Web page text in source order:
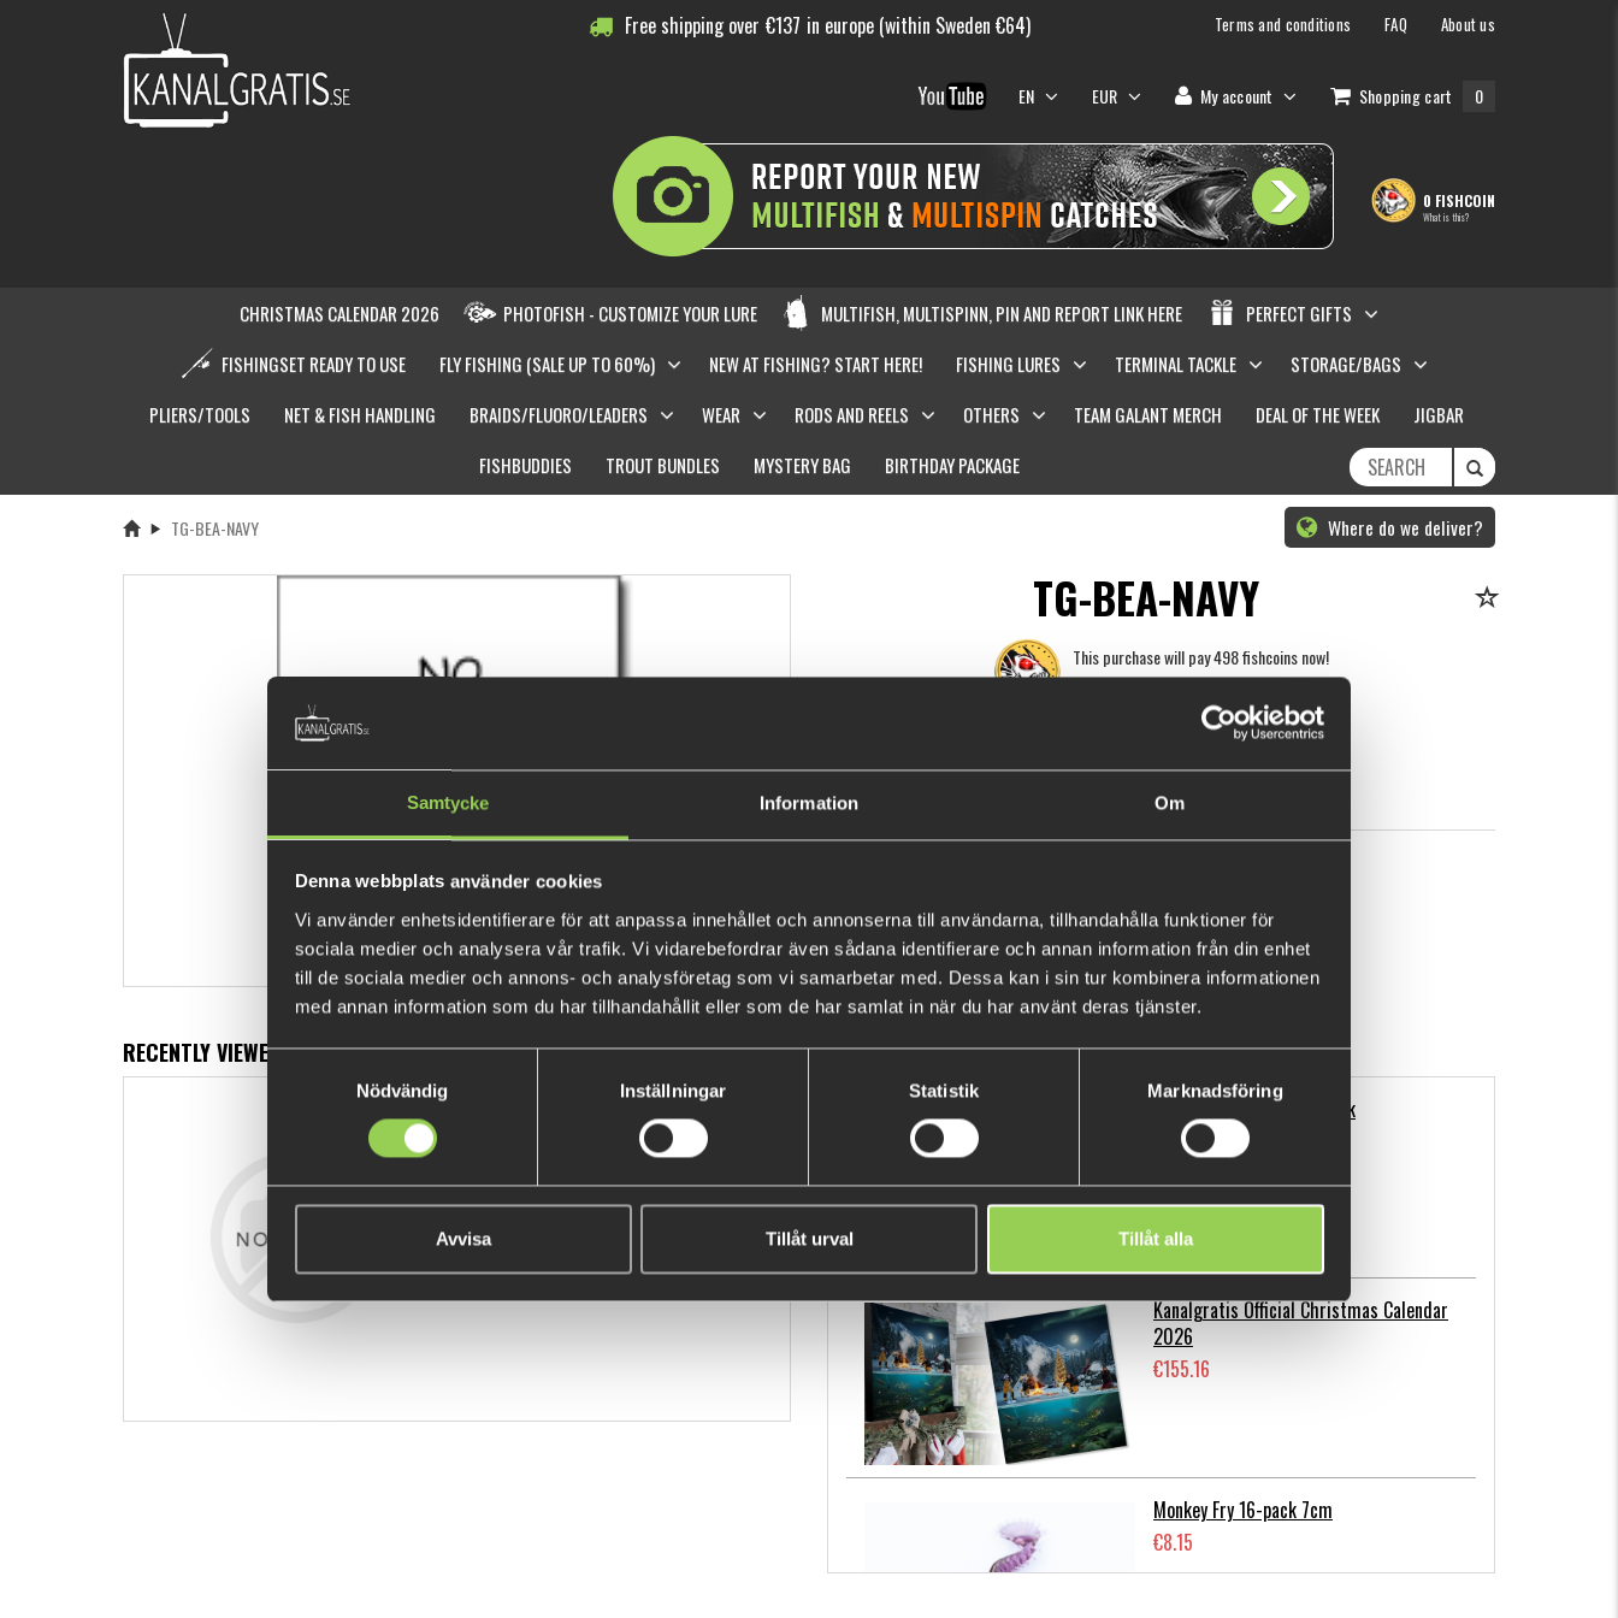
Samtycke Information Om
Denna webbplats använder cookies
Vi använder enhetsidentifierare för att anpassa innehållet och annonserna till användarna, tillhandahålla funktioner för
sociala medier och analysera vår trafik. Vi vidarebefordrar även sådana identifierare och annan information från din enhet
till de sociala medier och annons- och analysföretag som vi samarbetar med. Dessa kan i sin tur kombinera informationen
med annan information som du har tillhandahållit eller som de har samlat in när du har använt deras tjänster.
Samtyckesval
Nödvändig
Inställningar Statistik Marknadsföring
Avvisa Tillåt urval Tillåt alla
Free shipping over €137 in europe (within Sweden €64) Terms and conditions FAQ About us
EN EUR My account Shopping cart 0
0 FISHCOIN
What is this?
CHRISTMAS CALENDAR 2026 PHOTOFISH - CUSTOMIZE YOUR LURE MULTIFISH, MULTISPINN, PIN AND REPORT LINK HERE
PERFECT GIFTS
FISHINGSET READY TO USE
FLY FISHING (SALE UP TO 60%) NEW AT FISHING? START HERE! FISHING LURES TERMINAL TACKLE
STORAGE/BAGS
PLIERS/TOOLS
NET & FISH HANDLING BRAIDS/FLUORO/LEADERS WEAR RODS AND REELS OTHERS TEAM GALANT MERCH DEAL OF THE WEEK
JIGBAR
FISHBUDDIES
TROUT BUNDLES MYSTERY BAG BIRTHDAY PACKAGE
TG-BEA-NAVY Where do we deliver?
TG-BEA-NAVY
This purchase will pay 498 fishcoins now!
What is this?
€22.79 BUY
OK
RECENTLY VIEWED PRODUCTS BESTSELLERS
Flatnose Mini 9cm, 10-pack
€12.72
Kanalgratis Official Christmas Calendar
2026
€155.16
Monkey Fry 16-pack 7cm
€8.15